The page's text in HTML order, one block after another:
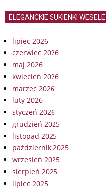
ELEGANCKIE SUKIENKI WESELE
lipiec 2026
czerwiec 2026
maj 2026
kwiecień 2026
marzec 2026
luty 2026
styczeń 2026
grudzień 2025
listopad 2025
październik 2025
wrzesień 2025
sierpień 2025
lipiec 2025